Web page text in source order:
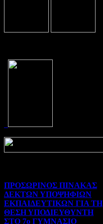
ΠΡΟΣΩΡΙΝΟΣ ΠΙΝΑΚΑΣ
ΔΕΚΤΩΝ ΥΠΟΨΗΦΙΩΝ
ΕΚΠΑΙΔΕΥΤΙΚΩΝ ΓΙΑ ΤΗ
ΘΕΣΗ ΥΠΟΔΙΕΥΘΥΝΤΗ
ΣΤΟ 7ο ΓΥΜΝΑΣΙΟ